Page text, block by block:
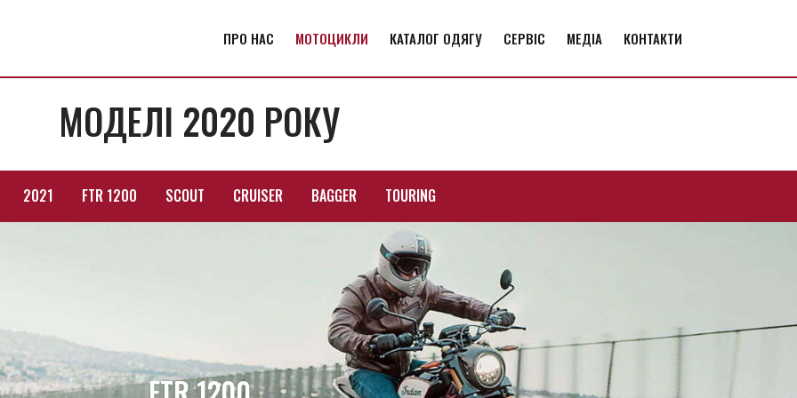
ПРО НАС МОТОЦИКЛИ КАТАЛОГ ОДЯГУ СЕРВІС МЕДІА КОНТАКТИ
МОДЕЛІ 2020 РОКУ
2021 FTR 1200 SCOUT CRUISER BAGGER TOURING